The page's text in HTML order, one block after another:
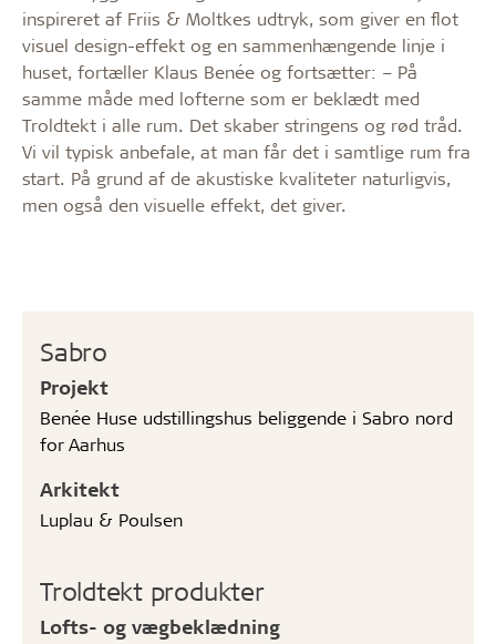
Sabro
Projekt
Benée Huse udstillingshus beliggende i Sabro nord
for Aarhus
Arkitekt
Luplau & Poulsen
Troldtekt produkter
Lofts- og vægbeklædning
inspireret af Friis & Moltkes udtryk, som giver en flot
visuel design-effekt og en sammenhængende linje i
huset, fortæller Klaus Benée og fortsætter: – På
samme måde med lofterne som er beklædt med
Troldtekt i alle rum. Det skaber stringens og rød tråd.
Vi vil typisk anbefale, at man får det i samtlige rum fra
start. På grund af de akustiske kvaliteter naturligvis,
men også den visuelle effekt, det giver.